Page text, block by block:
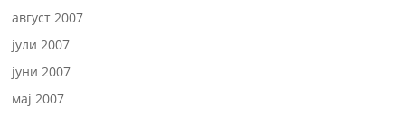
август 2007
јули 2007
јуни 2007
мај 2007